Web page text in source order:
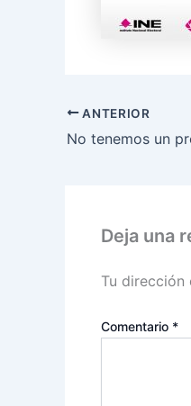
ANTERIOR
Deja una
Tu dirección
Comentario *